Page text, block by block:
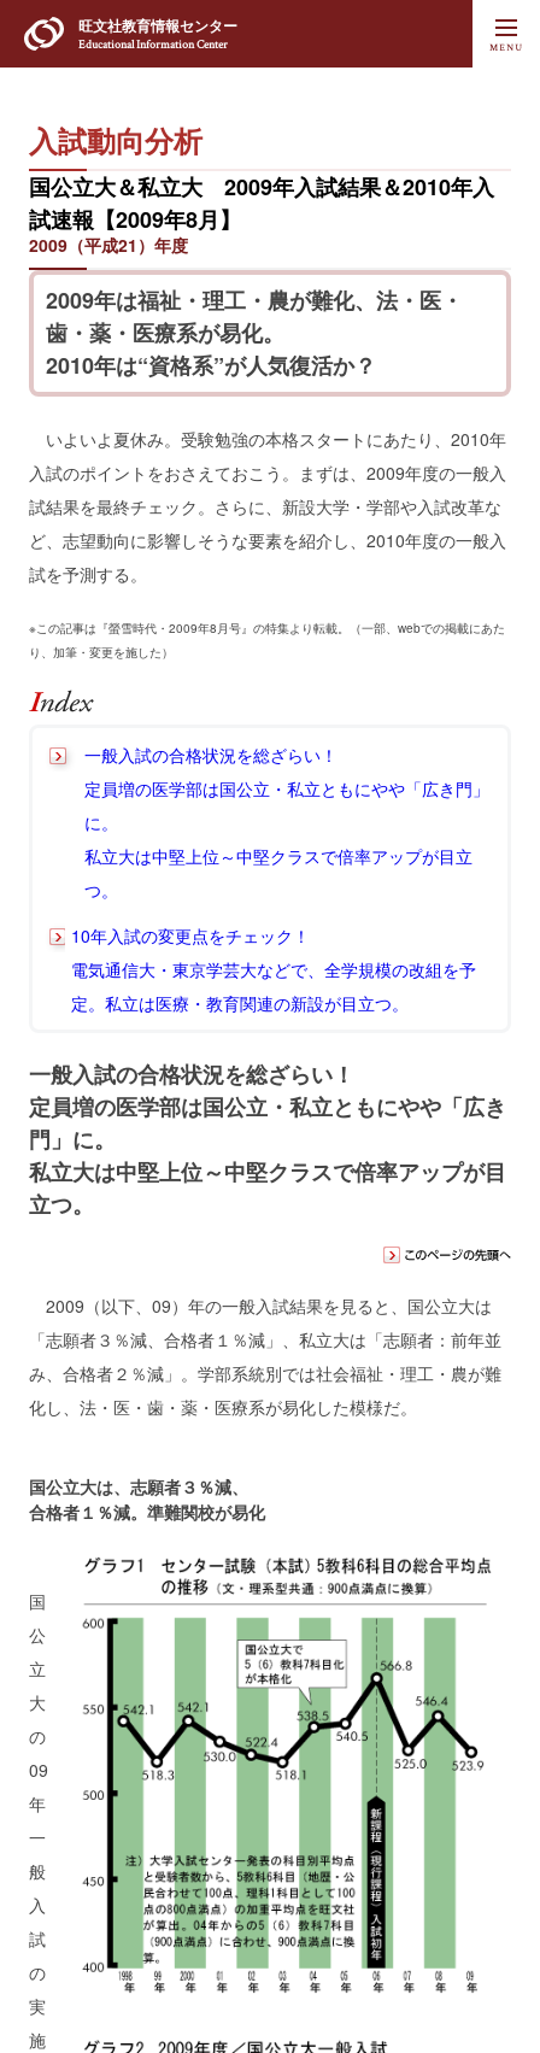
旺文社教育情報センター
Educational Information Center
入試動向分析
国公立大＆私立大 2009年入試結果＆2010年入
試速報【2009年8月】
2009（平成21）年度
2009年は福祉・理工・農が難化、法・医・
歯・薬・医療系が易化。
2010年は“資格系”が人気復活か？
いよいよ夏休み。受験勉強の本格スタートにあたり、2010年
入試のポイントをおさえておこう。まずは、2009年度の一般入
試結果を最終チェック。さらに、新設大学・学部や入試改革な
ど、志望動向に影響しそうな要素を紹介し、2010年度の一般入
試を予測する。
※この記事は『螢雪時代・2009年8月号』の特集より転載。（一部、webでの掲載にあた
り、加筆・変更を施した）
一般入試の合格状況を総ざらい！
定員増の医学部は国公立・私立ともにやや「広き門」
に。
私立大は中堅上位～中堅クラスで倍率アップが目立
つ。
10年入試の変更点をチェック！
電気通信大・東京学芸大などで、全学規模の改組を予
定。私立は医療・教育関連の新設が目立つ。
一般入試の合格状況を総ざらい！
定員増の医学部は国公立・私立ともにやや「広き
門」に。
私立大は中堅上位～中堅クラスで倍率アップが目
立つ。
2009（以下、09）年の一般入試結果を見ると、国公立大は
「志願者３％減、合格者１％減」、私立大は「志願者：前年並
み、合格者２％減」。学部系統別では社会福祉・理工・農が難
化し、法・医・歯・薬・医療系が易化した模様だ。
国公立大は、志願者３％減、
合格者１％減。準難関校が易化
国
公
立
大
の
09
年
一
般
入
試
の
実
施